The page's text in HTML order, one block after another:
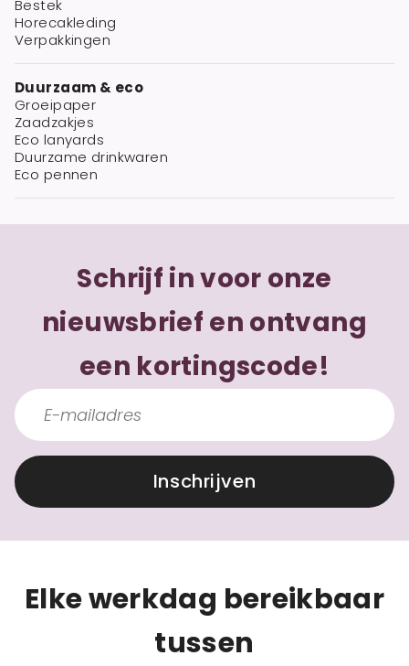
Bestek
Horecakleding
Verpakkingen
Duurzaam & eco
Groeipaper
Zaadzakjes
Eco lanyards
Duurzame drinkwaren
Eco pennen
Schrijf in voor onze
nieuwsbrief en ontvang
een kortingscode!
Inschrijven
Elke werkdag bereikbaar
tussen